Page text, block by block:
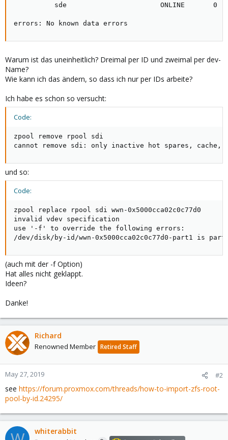
sde                       ONLINE       0
errors: No known data errors
Warum ist das uneinheitlich? Dreimal per ID und zweimal per dev-
Name?
Wie kann ich das ändern, so dass ich nur per IDs arbeite?
Ich habe es schon so versucht:
Code:
zpool remove rpool sdi
cannot remove sdi: only inactive hot spares, cache,
und so:
Code:
zpool replace rpool sdi wwn-0x5000cca02c0c77d0
invalid vdev specification
use '-f' to override the following errors:
/dev/disk/by-id/wwn-0x5000cca02c0c77d0-part1 is
(auch mit der -f Option)
Hat alles nicht geklappt.
Ideen?
Danke!
Richard
Renowned Member Retired Staff
May 27, 2019 #2
see https://forum.proxmox.com/threads/how-to-import-zfs-root-
pool-by-id.24295/
whiterabbit